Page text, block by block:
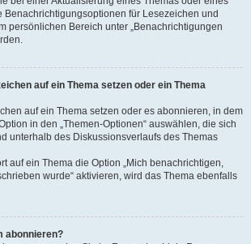
Benachrichtigungsoptionen für Lesezeichen und
persönlichen Bereich unter „Benachrichtigungen
auf ein Thema setzen oder ein Thema
auf ein Thema setzen oder es abonnieren, in dem
in den „Themen-Optionen“ auswählen, die sich
unterhalb des Diskussionsverlaufs des Themas
auf ein Thema die Option „Mich benachrichtigen,
wurde“ aktivieren, wird das Thema ebenfalls
abonnieren?